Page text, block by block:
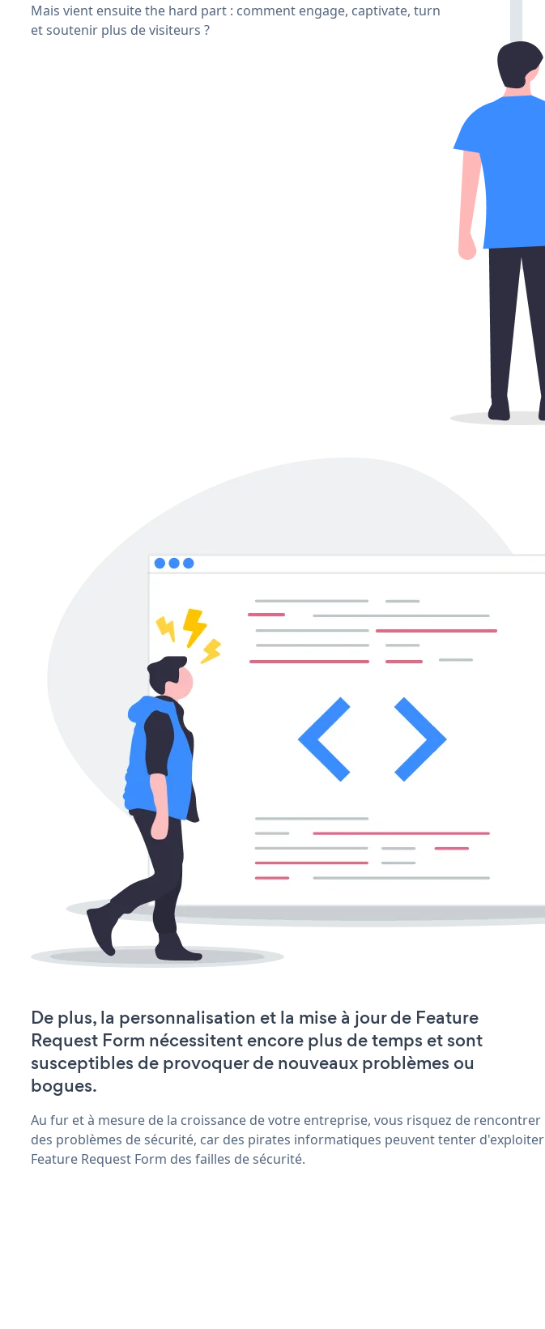
Mais vient ensuite the hard part : comment engage, captivate, turn
et soutenir plus de visiteurs ?
De plus, la personnalisation et la mise à jour de Feature
Request Form nécessitent encore plus de temps et sont
susceptibles de provoquer de nouveaux problèmes ou
bogues.
Au fur et à mesure de la croissance de votre entreprise, vous risquez de rencontrer
des problèmes de sécurité, car des pirates informatiques peuvent tenter d'exploiter
Feature Request Form des failles de sécurité.